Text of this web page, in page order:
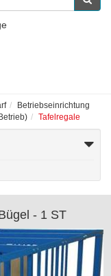
Betriebseinrichtung
Tafelregale
- 1 ST